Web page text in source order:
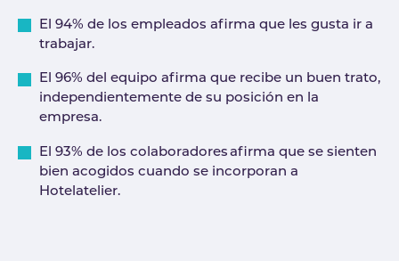
El 94% de los empleados afirma que les gusta ir a
trabajar.
El 96% del equipo afirma que recibe un buen trato,
independientemente de su posición en la
empresa.
El 93% de los colaboradores afirma que se sienten
bien acogidos cuando se incorporan a
Hotelatelier.